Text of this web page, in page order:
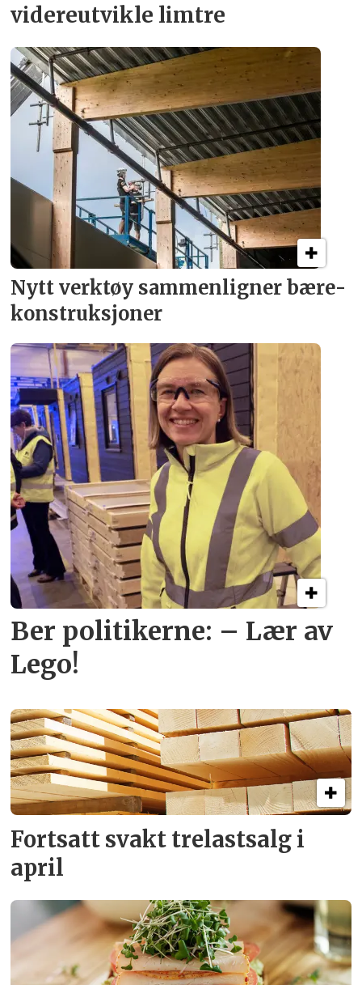
videreutvikle limtre
Nytt verktøy sammenligner bære­
konstruksjoner
Ber politikerne: – Lær av
Lego!
Fortsatt svakt trelastsalg i
april